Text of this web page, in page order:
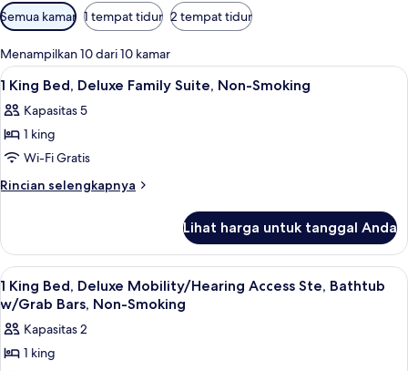
Filter
tersedia
untuk
kamar
Semua kamar 1 tempat tidur 2 tempat tidur
Menampilkan 10 dari 10 kamar
Lihat
semua
foto
untuk
1
King
Family
Suite,
Non-
Smoking
Seprai premium, meja kerja, tirai
2
1 King Bed, Deluxe Family Suite, Non-Smoking
Kapasitas 5
1 king
Wi-Fi Gratis
Rincian selengkapnya
Rincian
1
King
Bed,
Deluxe
Family
Suite,
Non-
Smoking
Lihat harga untuk tanggal Anda
Lihat
semua
foto
untuk
1
Area keluarga | TV layar datar dan
1
1 King Bed, Deluxe Mobility/Hearing Access Ste, Bathtub
w/Grab Bars, Non-Smoking
Kapasitas 2
1 king